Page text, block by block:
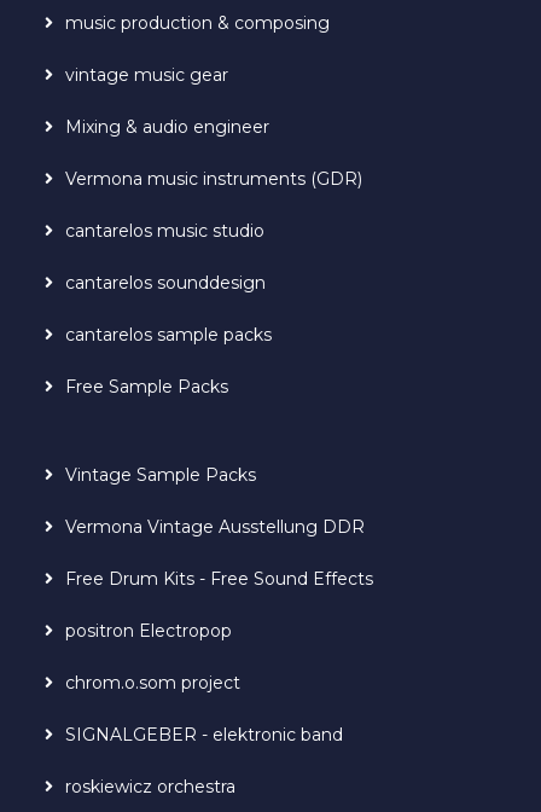
music production & composing
vintage music gear
Mixing & audio engineer
Vermona music instruments (GDR)
cantarelos music studio
cantarelos sounddesign
cantarelos sample packs
Free Sample Packs
Vintage Sample Packs
Vermona Vintage Ausstellung DDR
Free Drum Kits - Free Sound Effects
positron Electropop
chrom.o.som project
SIGNALGEBER - elektronic band
roskiewicz orchestra